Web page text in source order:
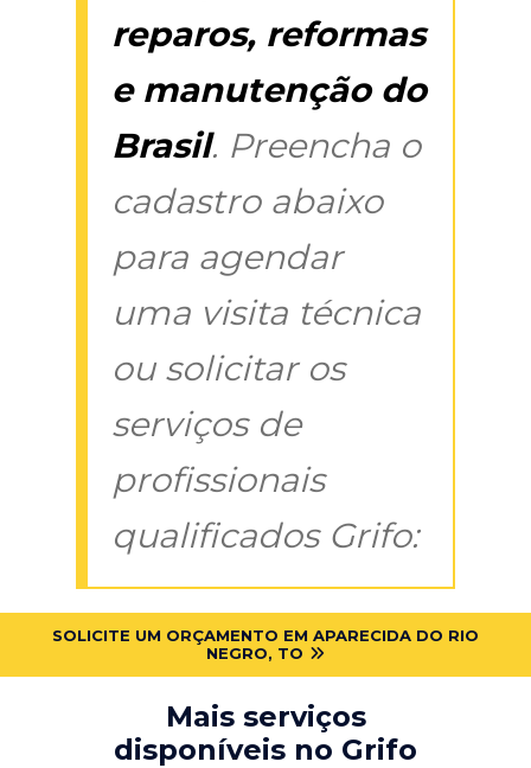
reparos, reformas
e manutenção do
Brasil. Preencha o
cadastro abaixo
para agendar
uma visita técnica
ou solicitar os
serviços de
profissionais
qualificados Grifo:
SOLICITE UM ORÇAMENTO EM APARECIDA DO RIO
NEGRO, TO
Mais serviços
disponíveis no Grifo